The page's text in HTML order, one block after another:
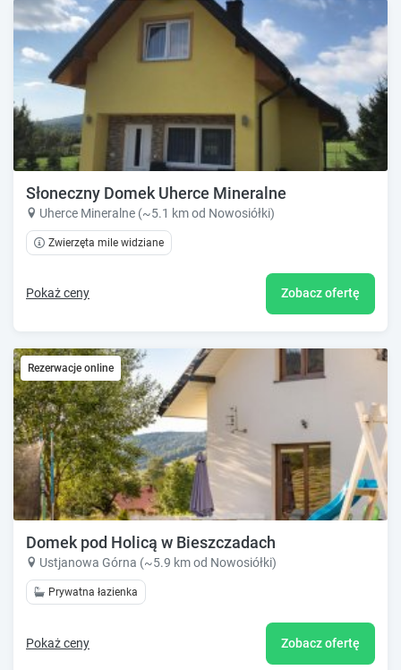
Słoneczny Domek Uherce Mineralne
Uherce Mineralne (~5.1 km od Nowosiółki)
Zwierzęta mile widziane
Pokaż ceny Zobacz ofertę
Rezerwacje online
Domek pod Holicą w Bieszczadach
Ustjanowa Górna (~5.9 km od Nowosiółki)
Prywatna łazienka
Pokaż ceny Zobacz ofertę